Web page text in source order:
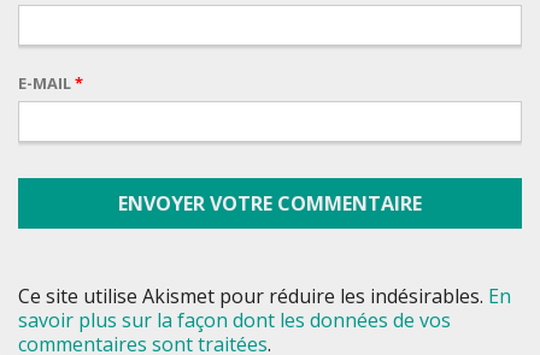
E-MAIL*
Ce site utilise Akismet pour réduire les indésirables. En
savoir plus sur la façon dont les données de vos
commentaires sont traitées.